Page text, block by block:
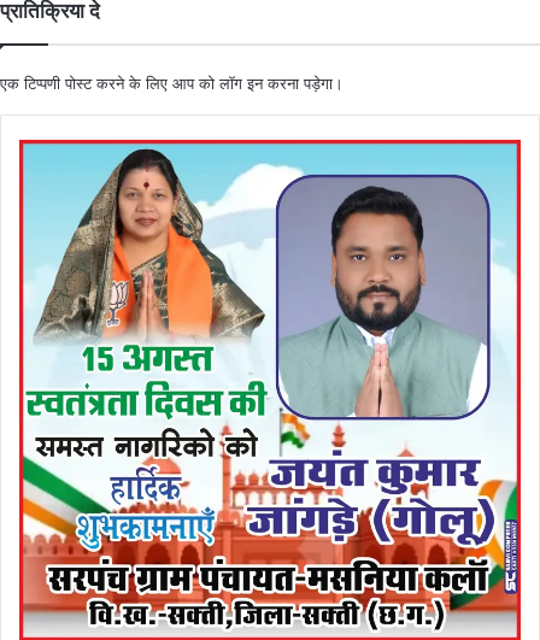
प्रातिक्रिया दे
एक टिप्पणी पोस्ट करने के लिए आप कोलॉग इनकरना पड़ेगा।